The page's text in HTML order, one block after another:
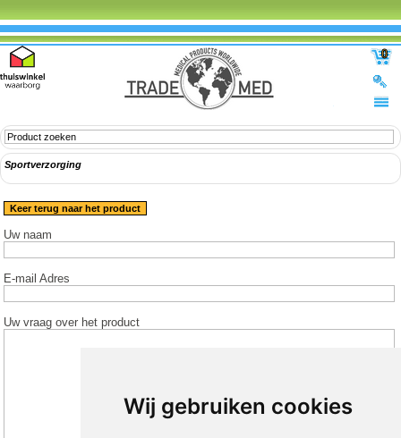
Wij gebruiken cookies
0
Sportverzorging
Keer terug naar het product
Uw naam
E-mail Adres
Uw vraag over het product